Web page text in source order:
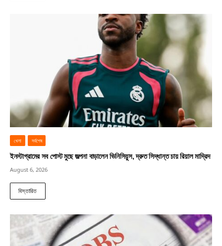
খেলা সর্বশেষ
ইনস্টাগ্রামের সব পোস্ট মুছে জল্পনা বাড়ালেন ভিনিসিয়ুস, দ্রুত সিদ্ধান্ত চায় রিয়াল মাদ্রিদ
August 6, 2026
বিস্তারিত